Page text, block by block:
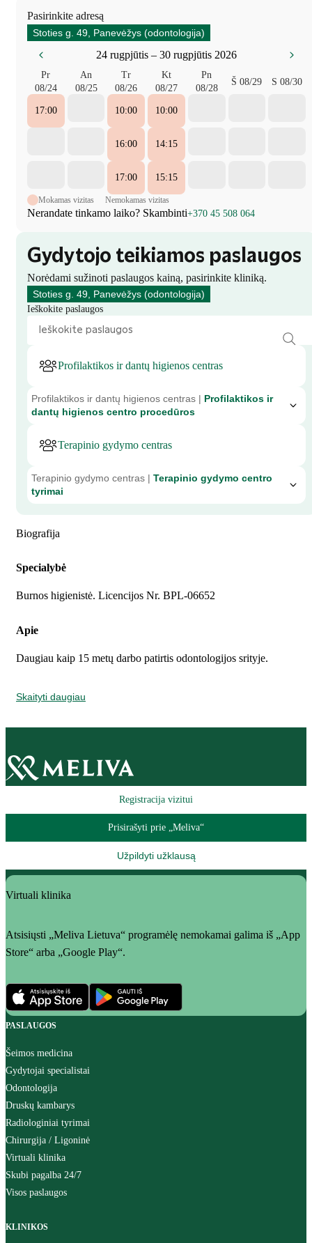
Pasirinkite adresą
Stoties g. 49, Panevėžys (odontologija)
24 rugpjūtis – 30 rugpjūtis 2026
Pr
08/24
An
08/25
Tr
08/26
Kt
08/27
Pn
08/28
Š 08/29 S 08/30
17:00 10:00 10:00
16:00 14:15
17:00 15:15
Mokamas vizitas Nemokamas vizitas
Nerandate tinkamo laiko? Skambinti+370 45 508 064
Gydytojo teikiamos paslaugos
Norėdami sužinoti paslaugos kainą, pasirinkite kliniką.
Stoties g. 49, Panevėžys (odontologija)
Ieškokite paslaugos
Profilaktikos ir dantų higienos centras
Profilaktikos ir dantų higienos centras | Profilaktikos ir
dantų higienos centro procedūros
Terapinio gydymo centras
Terapinio gydymo centras | Terapinio gydymo centro
tyrimai
Biografija
Specialybė
Burnos higienistė. Licencijos Nr. BPL-06652
Apie
Daugiau kaip 15 metų darbo patirtis odontologijos srityje.
Skaityti daugiau
Registracija vizitui
Prisirašyti prie „Meliva“
Užpildyti užklausą
Virtuali klinika
Atsisiųsti „Meliva Lietuva“ programėlę nemokamai galima iš „App
Store“ arba „Google Play“.
PASLAUGOS
Šeimos medicina
Gydytojai specialistai
Odontologija
Druskų kambarys
Radiologiniai tyrimai
Chirurgija / Ligoninė
Virtuali klinika
Skubi pagalba 24/7
Visos paslaugos
KLINIKOS